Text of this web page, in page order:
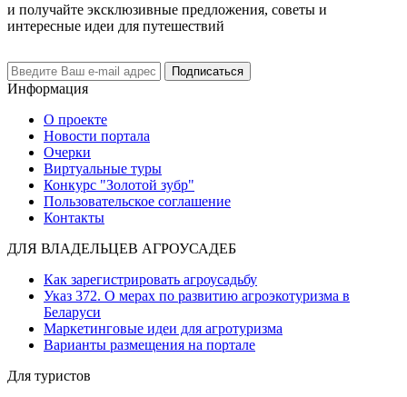
и получайте эксклюзивные предложения, советы и
интересные идеи для путешествий
Подписаться
Информация
О проекте
Новости портала
Очерки
Виртуальные туры
Конкурс "Золотой зубр"
Пользовательское соглашение
Контакты
ДЛЯ ВЛАДЕЛЬЦЕВ АГРОУСАДЕБ
Как зарегистрировать агроусадьбу
Указ 372. О мерах по развитию агроэкотуризма в
Беларуси
Маркетинговые идеи для агротуризма
Варианты размещения на портале
Для туристов